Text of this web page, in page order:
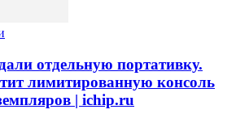
отдельную портативку.
лимитированную консоль
| ichip.ru